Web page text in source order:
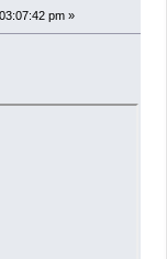
pm »